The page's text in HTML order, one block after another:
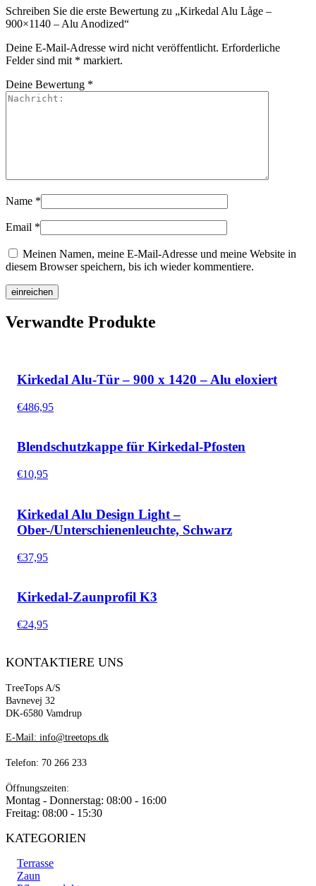
Schreiben Sie die erste Bewertung zu „Kirkedal Alu Låge –
900×1140 – Alu Anodized“
Deine E-Mail-Adresse wird nicht veröffentlicht. Erforderliche
Felder sind mit * markiert.
Deine Bewertung *
Name *
Email *
Meinen Namen, meine E-Mail-Adresse und meine Website in
diesem Browser speichern, bis ich wieder kommentiere.
Verwandte Produkte
Kirkedal Alu-Tür – 900 x 1420 – Alu eloxiert
€486,95
Blendschutzkappe für Kirkedal-Pfosten
€10,95
Kirkedal Alu Design Light –
Ober-/Unterschienenleuchte, Schwarz
€37,95
Kirkedal-Zaunprofil K3
€24,95
KONTAKTIERE UNS
TreeTops A/S
Bavnevej 32
DK-6580 Vamdrup
E-Mail: info@treetops.dk
Telefon: 70 266 233
Öffnungszeiten:
Montag - Donnerstag: 08:00 - 16:00
Freitag: 08:00 - 15:30
KATEGORIEN
Terrasse
Zaun